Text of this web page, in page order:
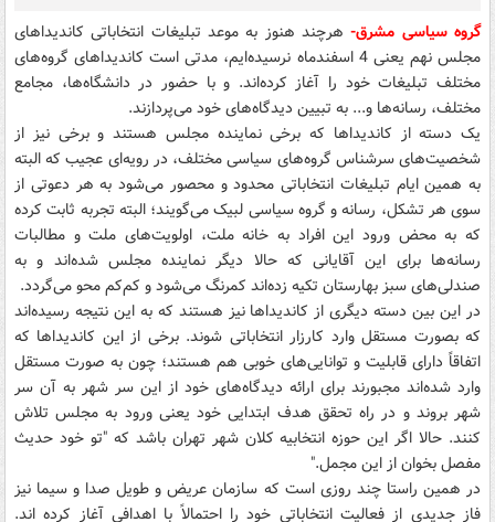
گروه سیاسی مشرق-هرچند هنوز به موعد تبلیغات انتخاباتی کاندیداهای
مجلس نهم یعنی 4 اسفندماه نرسیده‌ایم، مدتی است کاندیداهای گروه‌های
مختلف تبلیغات خود را آغاز کرده‌اند. و با حضور در دانشگاه‌ها، مجامع
مختلف، رسانه‌ها و... به تبیین دیدگاه‌های خود می‌پردازند.
یک دسته از کاندیداها که برخی نماینده مجلس هستند و برخی نیز از
شخصیت‌های سرشناس گروه‌های سیاسی مختلف، در رویه‌ای عجیب که البته
به همین ایام تبلیغات انتخاباتی محدود و محصور می‌شود به هر دعوتی از
سوی هر تشکل، رسانه و گروه سیاسی لبیک می‌گویند؛ البته تجربه ثابت کرده
که به محض ورود این افراد به خانه ملت، اولویت‌های ملت و مطالبات
رسانه‌ها برای این آقایانی که حالا دیگر نماینده مجلس شده‌اند و به
صندلی‌های سبز بهارستان تکیه زده‌اند کمرنگ می‌شود و کم‌کم محو می‌گردد.
در این بین دسته دیگری از کاندیداها نیز هستند که به این نتیجه رسیده‌اند
که بصورت مستقل وارد کارزار انتخاباتی شوند. برخی از این کاندیداها که
اتفاقاً دارای قابلیت و توانایی‌های خوبی هم هستند؛ چون به صورت مستقل
وارد شده‌اند مجبورند برای ارائه دیدگاه‌های خود از این سر شهر به آن سر
شهر بروند و در راه تحقق هدف ابتدایی خود یعنی ورود به مجلس تلاش
کنند. حالا اگر این حوزه انتخابیه كلان شهر تهران باشد که "تو خود حدیث
مفصل بخوان از این مجمل."
در همين راستا چند روزی است که سازمان عریض و طویل صدا و سیما نیز
فاز جدیدی از فعالیت انتخاباتی خود را احتمالاً با اهدافي آغاز کرده اند.